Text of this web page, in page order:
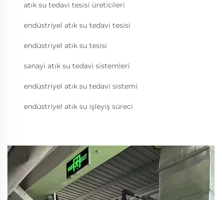
atık su tedavi tesisi üreticileri
endüstriyel atık su tedavi tesisi
endüstriyel atık su tesisi
sanayi atık su tedavi sistemleri
endüstriyel atık su tedavi sistemi
endüstriyel atık su işleyiş süreci